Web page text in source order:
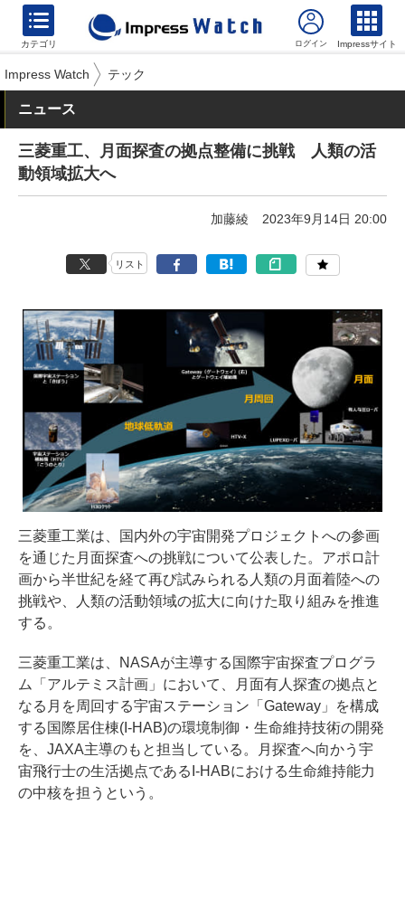
カテゴリ Impressサイト
Impress Watch テック
ニュース
三菱重工、月面探査の拠点整備に挑戦 人類の活
動領域拡大へ
加藤綾 2023年9月14日 20:00
リスト
三菱重工業は、国内外の宇宙開発プロジェクトへの参画
を通じた月面探査への挑戦について公表した。アポロ計
画から半世紀を経て再び試みられる人類の月面着陸への
挑戦や、人類の活動領域の拡大に向けた取り組みを推進
する。
三菱重工業は、NASAが主導する国際宇宙探査プログラ
ム「アルテミス計画」において、月面有人探査の拠点と
なる月を周回する宇宙ステーション「Gateway」を構成
する国際居住棟(I-HAB)の環境制御・生命維持技術の開発
を、JAXA主導のもと担当している。月探査へ向かう宇
宙飛行士の生活拠点であるI-HABにおける生命維持能力
の中核を担うという。